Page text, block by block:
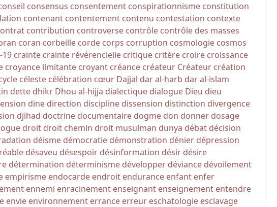
consensus consentement conspirationnisme constitution
contenant contentement contenu contestation contexte
contribution controverse contrôle contrôle des masses
coran corbeille corde corps corruption cosmologie cosmos
19 crainte crainte révérencielle critique critère croire croissance
croyance limitante croyant créance créateur Créateur création
céleste célébration cœur Dajjal dar al-harb dar al-islam
dette dhikr Dhou al-hijja dialectique dialogue Dieu dieu
dine direction discipline dissension distinction divergence
djihad doctrine documentaire dogme don donner dosage
droit droit chemin droit musulman dunya débat décision
déisme démocratie démonstration dénier dépression
désaveu désespoir désinformation désir désire
détermination déterminisme développer déviance dévoilement
empirisme endocarde endroit endurance enfant enfer
ennemi enracinement enseignant enseignement entendre
envie environnement errance erreur eschatologie esclavage